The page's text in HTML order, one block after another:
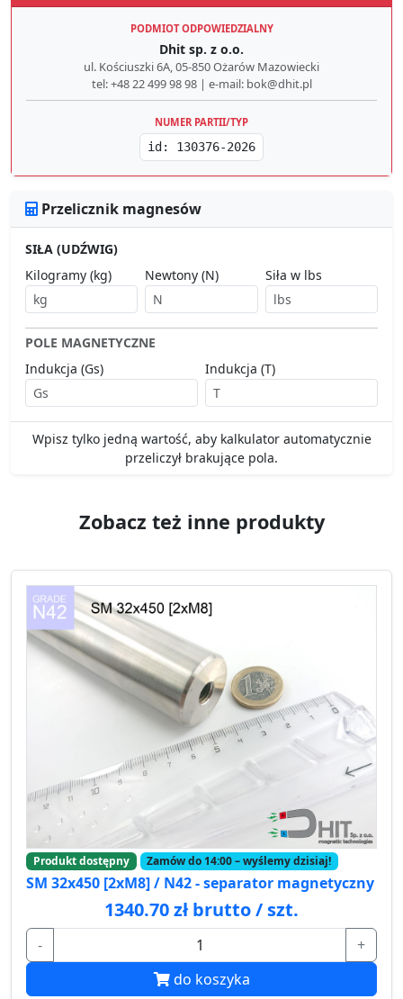
PODMIOT ODPOWIEDZIALNY
Dhit sp. z o.o.
ul. Kościuszki 6A, 05-850 Ożarów Mazowiecki
tel: +48 22 499 98 98 | e-mail: bok@dhit.pl
NUMER PARTII/TYP
id: 130376-2026
Przelicznik magnesów
SIŁA (UDŹWIG)
Kilogramy (kg)
Newtony (N) Siła w lbs
POLE MAGNETYCZNE
Indukcja (Gs)
Indukcja (T)
Wpisz tylko jedną wartość, aby kalkulator automatycznie
przeliczył brakujące pola.
Zobacz też inne produkty
Produkt dostępny Zamów do 14:00 – wyślemy dzisiaj!
SM 32x450 [2xM8] / N42 - separator magnetyczny
1340.70 zł brutto / szt.
-
+
do koszyka